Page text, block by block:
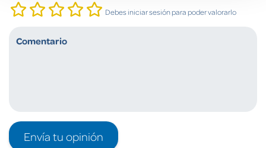
Debes iniciar sesión para poder valorarlo
Envía tu opinión